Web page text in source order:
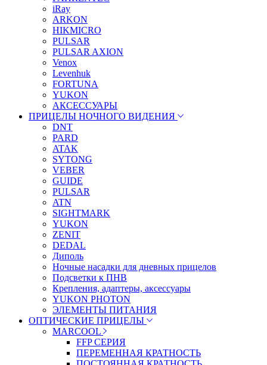
iRay
ARKON
HIKMICRO
PULSAR
PULSAR AXION
Venox
Levenhuk
FORTUNA
YUKON
АКСЕССУАРЫ
ПРИЦЕЛЫ НОЧНОГО ВИДЕНИЯ
DNT
PARD
ATAK
SYTONG
VEBER
GUIDE
PULSAR
ATN
SIGHTMARK
YUKON
ZENIT
DEDAL
Диполь
Ночные насадки для дневных прицелов
Подсветки к ПНВ
Крепления, адаптеры, аксессуары
YUKON PHOTON
ЭЛЕМЕНТЫ ПИТАНИЯ
ОПТИЧЕСКИЕ ПРИЦЕЛЫ
MARCOOL
FFP СЕРИЯ
ПЕРЕМЕННАЯ КРАТНОСТЬ